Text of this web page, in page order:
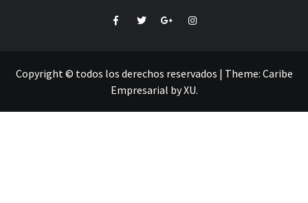
FacebookTwitterGoogle+Instagram
Copyright © todos los derechos reservados | Theme: Caribe
Empresarial byXU.